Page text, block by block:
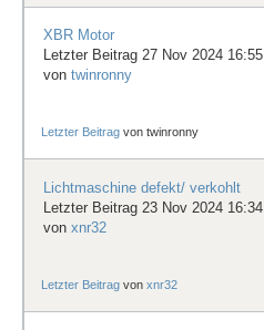
XBR Motor
Letzter Beitrag 27 Nov 2024 16:55
von twinronny
Letzter Beitrag vontwinronny
Lichtmaschine defekt/ verkohlt
Letzter Beitrag 23 Nov 2024 16:34
von xnr32
Letzter Beitrag vonxnr32